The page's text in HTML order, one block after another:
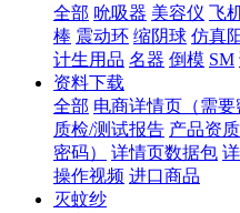
全部 吮吸器 美容仪 飞
棒 震动环 缩阴球 仿真
计生用品 名器 倒模 SM
资料下载
全部 电商详情页（需要
质检/测试报告 产品资
密码）
详情页数据包
操作视频 进口商品
灭蚊纱